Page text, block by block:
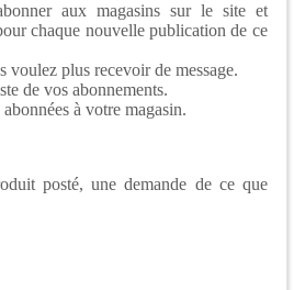
aux magasins sur le site et
chaque nouvelle publication de ce
voulez plus recevoir de message.
de vos abonnements.
à votre magasin.
posté, une demande de ce que